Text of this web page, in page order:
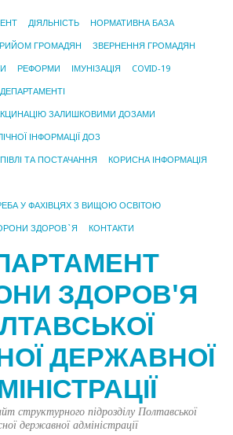
ДІЯЛЬНІСТЬ НОРМАТИВНА БАЗА
ГРОМАДЯН ЗВЕРНЕННЯ ГРОМАДЯН
РЕФОРМИ ІМУНІЗАЦІЯ COVID-19
ЗАЛИШКОВИМИ ДОЗАМИ
ІНФОРМАЦІЇ ДОЗ
ТА ПОСТАЧАННЯ КОРИСНА ІНФОРМАЦІЯ
У ФАХІВЦЯХ З ВИЩОЮ ОСВІТОЮ
ЗДОРОВ`Я КОНТАКТИ
ЗДОРОВ'Я
ДЕРЖАВНОЇ
структурного підрозділу Полтавської
державної адміністрації